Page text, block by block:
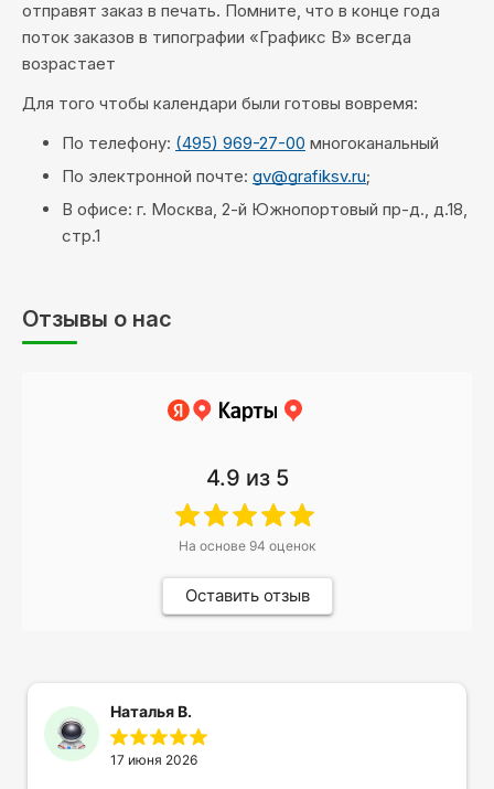
отправят заказ в печать. Помните, что в конце года
поток заказов в типографии «Графикс В» всегда
возрастает
Для того чтобы календари были готовы вовремя:
По телефону: (495) 969-27-00 многоканальный
По электронной почте: gv@grafiksv.ru;
В офисе: г. Москва, 2-й Южнопортовый пр-д., д.18,
стр.1
Отзывы о нас
4.9 из 5
На основе 94 оценок
Оставить отзыв
Наталья В.
17 июня 2026